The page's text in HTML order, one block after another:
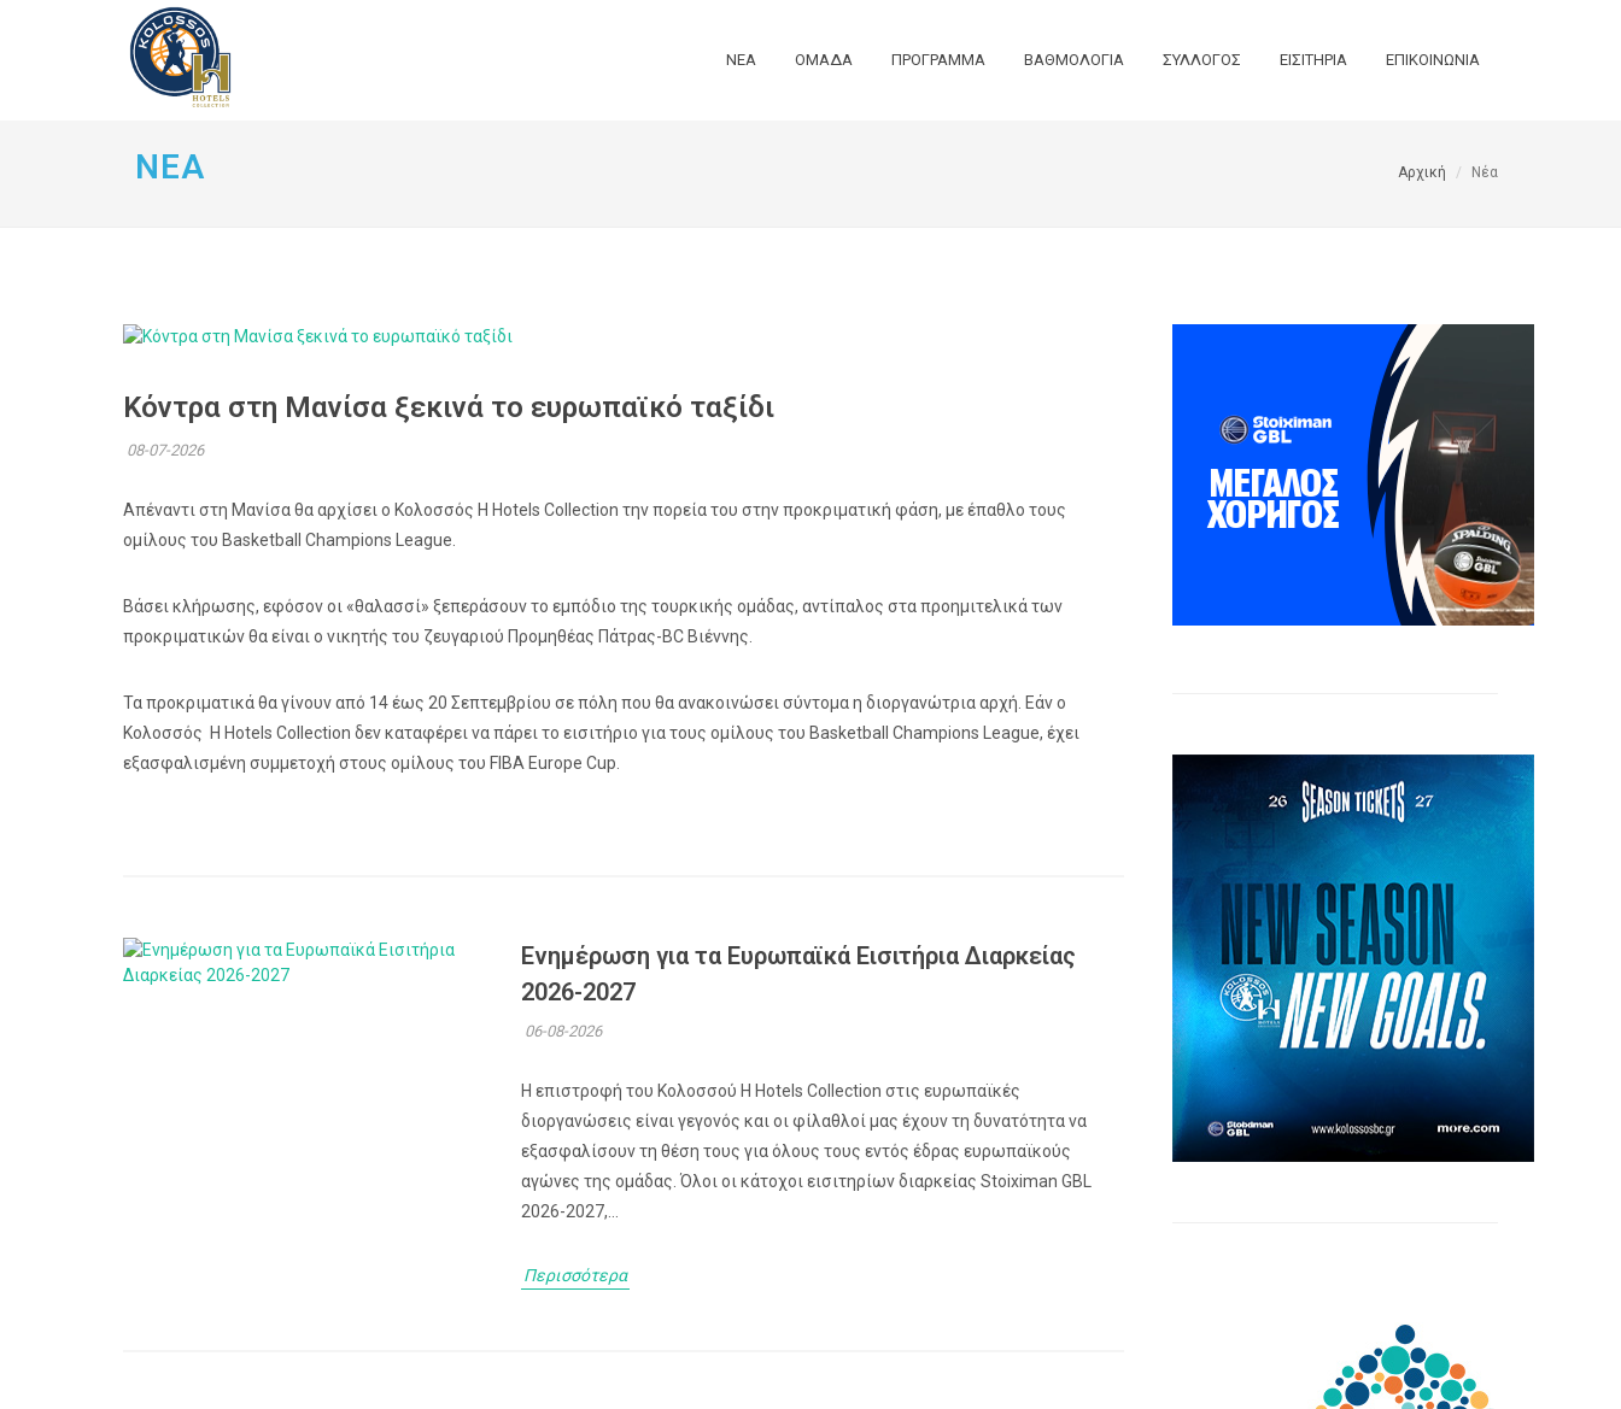
ΝΕΑ ΟΜΑΔΑ ΠΡΟΓΡΑΜΜΑ ΒΑΘΜΟΛΟΓΙΑ ΣΥΛΛΟΓΟΣ ΕΙΣΙΤΗΡΙΑ ΕΠΙΚΟΙΝΩΝΙΑ
ΝΕΑ Αρχική Νέα
Κόντρα στη Μανίσα ξεκινά το ευρωπαϊκό ταξίδι
08-07-2026
Απέναντι στη Μανίσα θα αρχίσει ο Κολοσσός H Hotels Collection την πορεία του στην προκριματική φάση, με έπαθλο τους
ομίλους του Basketball Champions League.
Βάσει κλήρωσης, εφόσον οι «θαλασσί» ξεπεράσουν το εμπόδιο της τουρκικής ομάδας, αντίπαλος στα προημιτελικά των
προκριματικών θα είναι ο νικητής του ζευγαριού Προμηθέας Πάτρας-BC Βιέννης.
Τα προκριματικά θα γίνουν από 14 έως 20 Σεπτεμβρίου σε πόλη που θα ανακοινώσει σύντομα η διοργανώτρια αρχή. Εάν ο
Κολοσσός H Hotels Collection δεν καταφέρει να πάρει το εισιτήριο για τους ομίλους του Basketball Champions League, έχει
εξασφαλισμένη συμμετοχή στους ομίλους του FIBA Europe Cup.
Ενημέρωση για τα Ευρωπαϊκά Εισιτήρια Διαρκείας
2026-2027
06-08-2026
Η επιστροφή του Κολοσσού H Hotels Collection στις ευρωπαϊκές
διοργανώσεις είναι γεγονός και οι φίλαθλοί μας έχουν τη δυνατότητα να
εξασφαλίσουν τη θέση τους για όλους τους εντός έδρας ευρωπαϊκούς
αγώνες της ομάδας. Όλοι οι κάτοχοι εισιτηρίων διαρκείας Stoiximan GBL
2026-2027,...
Περισσότερα